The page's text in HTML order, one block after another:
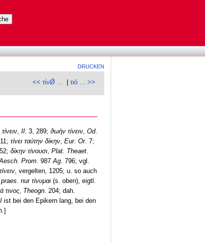
DRUCKEN
<< τίνǾ ... |τιὸ ... >>
Il . 3, 289; ϑωὴν τίνειν Od.
τίνει ταύτην δίκην, Eur. Or. 7;
δίκην τίνουσι, Plat. Theaet.
Prom. 987Ag. 796; vgl.
, vergelten, 1205; u. so auch
praes . nur τίνυμαι(s. oben), eigtl.
τινος, Theogn. 204; dah.
Ιist bei den Epikern lang, bei den
]